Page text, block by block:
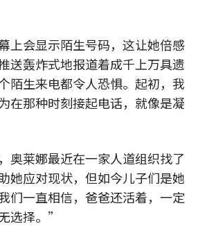
上会显示陌生号码，这让她倍感
送轰炸式地报道着成千上万具遗
陌生来电都令人恐惧。起初，我
在那种时刻接起电话，就像是凝
奥莱娜最近在一家人道组织找了
她应对现状，但如今儿子们是她
们一直相信，爸爸还活着，一定
选择。”